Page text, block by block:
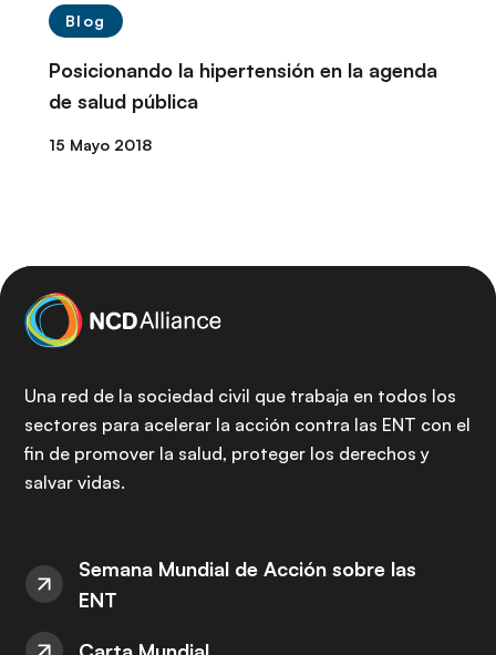
Blog
Posicionando la hipertensión en la agenda
de salud pública
15 Mayo 2018
Una red de la sociedad civil que trabaja en todos los
sectores para acelerar la acción contra las ENT con el
fin de promover la salud, proteger los derechos y
salvar vidas.
Semana Mundial de Acción sobre las
ENT